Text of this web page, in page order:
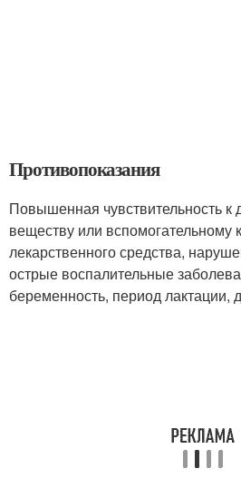
Противопоказания
Повышенная чувствительность
веществу или вспомогательному
лекарственного средства,
острые воспалительные
беременность, период лактации,